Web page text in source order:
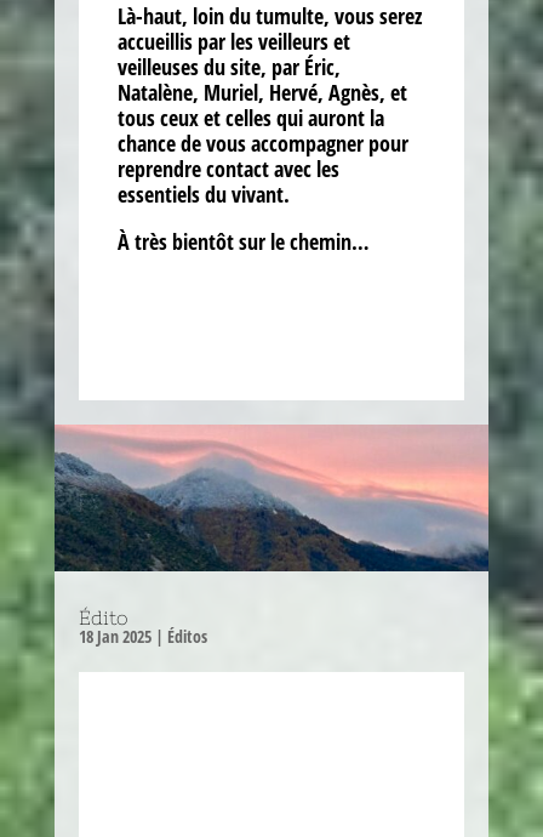
Là-haut, loin du tumulte, vous serez
accueillis par les veilleurs et
veilleuses du site, par Éric,
Natalène, Muriel, Hervé, Agnès, et
tous ceux et celles qui auront la
chance de vous accompagner pour
reprendre contact avec les
essentiels du vivant.
À très bientôt sur le chemin…
Édito
18 Jan 2025| Éditos